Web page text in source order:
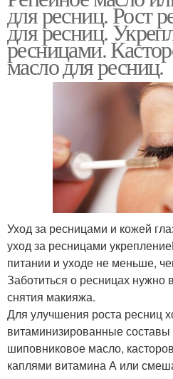
для ресниц. Рост
для ресниц.
ресницами.
масло для ресниц.
Уход за ресницами и кожей
уход за ресницами
питании и уходе не меньше,
Заботиться о ресницах
снятия макияжа.
Для улучшения роста ресниц
витаминизированные
шиповниковое масло,
каплями витамина А или